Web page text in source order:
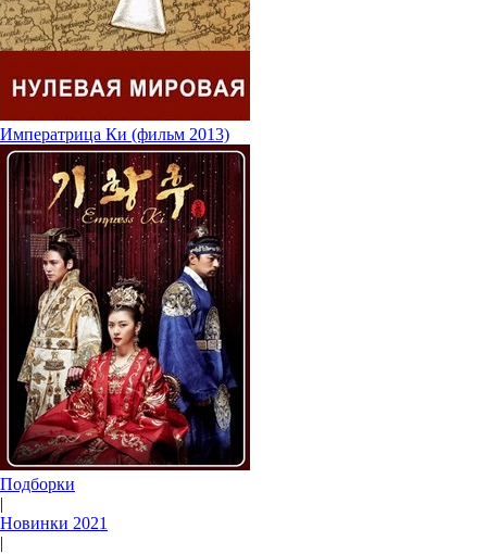
Императрица Ки (фильм 2013)
Подборки
|
Новинки 2021
|